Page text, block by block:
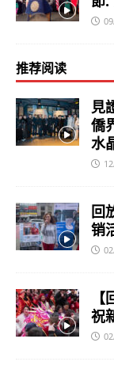
推荐阅读
見
僑
水
回
销
祝